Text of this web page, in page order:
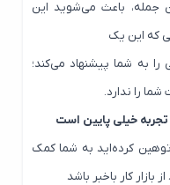
باعث می‌شوید این
این یک
شما پیشنهاد می‌کند؛
ندارد.
کرده‌اید به شما کمک
کار باخبر باشد